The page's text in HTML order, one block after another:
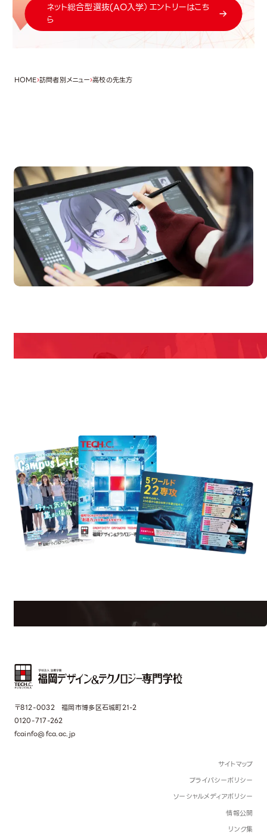
ネット総合型選抜(AO入学）エントリーはこち
ら
HOME 訪問者別メニュー 高校の先生方
Campus Open
Information
〒812-0032 福岡市博多区石城町21-2
0120-717-262
fcainfo@fca.ac.jp
サイトマップ
プライバシーポリシー
ソーシャルメディアポリシー
情報公開
リンク集